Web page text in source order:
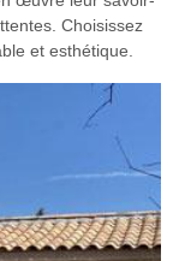
Choisissez
et esthétique.